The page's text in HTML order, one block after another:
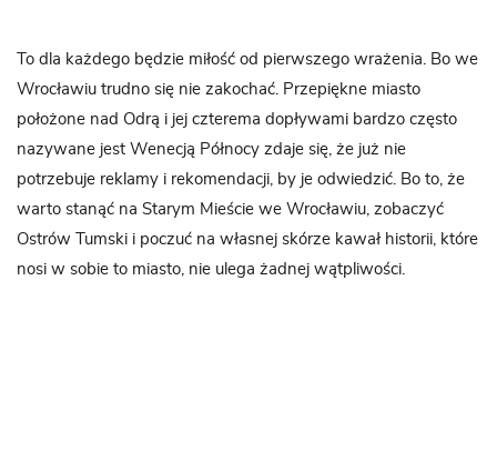
To dla każdego będzie miłość od pierwszego wrażenia. Bo we
Wrocławiu trudno się nie zakochać. Przepiękne miasto
położone nad Odrą i jej czterema dopływami bardzo często
nazywane jest Wenecją Północy zdaje się, że już nie
potrzebuje reklamy i rekomendacji, by je odwiedzić. Bo to, że
warto stanąć na Starym Mieście we Wrocławiu, zobaczyć
Ostrów Tumski i poczuć na własnej skórze kawał historii, które
nosi w sobie to miasto, nie ulega żadnej wątpliwości.